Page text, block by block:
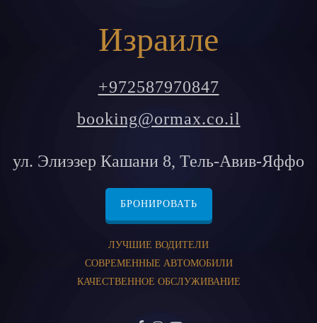
Израиле
+972587970847
booking@ormax.co.il
ул. Элиэзер Кашани 8, Тель-Авив-Яффо
БРОНИРОВАТЬ
ЛУЧШИЕ ВОДИТЕЛИ
СОВРЕМЕННЫЕ АВТОМОБИЛИ
КАЧЕСТВЕННОЕ ОБСЛУЖИВАНИЕ